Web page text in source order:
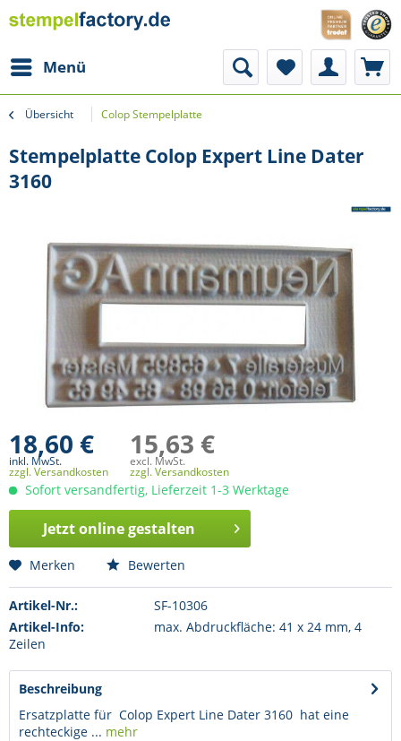
Menü
Übersicht Colop Stempelplatte
Stempelplatte Colop Expert Line Dater
3160
18,60 €
inkl. MwSt.
zzgl. Versandkosten
15,63 €
excl. MwSt.
zzgl. Versandkosten
Sofort versandfertig, Lieferzeit 1-3 Werktage
Jetzt online gestalten
Merken Bewerten
Artikel-Nr.:
SF-10306
Artikel-Info:
max. Abdruckfläche: 41 x 24 mm, 4
Zeilen
Beschreibung
Ersatzplatte für Colop Expert Line Dater 3160 hat eine
rechteckige ... mehr